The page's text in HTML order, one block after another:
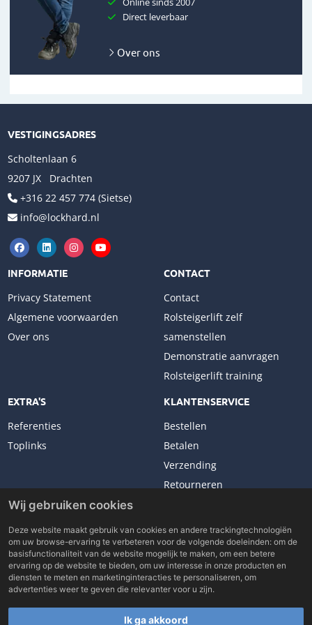
Online sinds 2007
Direct leverbaar
Over ons
VESTIGINGSADRES
Scholtenlaan 6
9207 JX Drachten
+316 22 457 774 (Sietse)
info@lockhard.nl
INFORMATIE
Privacy Statement
Algemene voorwaarden
Over ons
CONTACT
Contact
Rolsteigerlift zelf
samenstellen
Demonstratie aanvragen
Rolsteigerlift training
EXTRA'S
Referenties
Toplinks
KLANTENSERVICE
Bestellen
Betalen
Verzending
Retourneren
Copyright © 2026 Lockhard Benelux. All rights reserved.
Made with
byBO. Be Original
Word verkooppartner
Wij gebruiken cookies
Deze website maakt gebruik van cookies en andere trackingtechnologiën
om uw browse-ervaring te verbeteren voor de volgende doeleinden: om de
basisfunctionaliteit van de website mogelijk te maken, om een betere
ervaring op de website te bieden, om uw interesse in onze producten en
diensten te meten en marketinginteracties te personaliseren, om
advertenties weer te geven die relevanter voor u zijn.
Ik ga akkoord